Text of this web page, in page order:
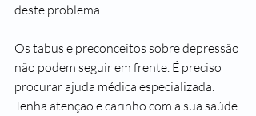
deste problema.
Os tabus e preconceitos sobre depressão
não podem seguir em frente. É preciso
procurar ajuda médica especializada.
Tenha atenção e carinho com a sua saúde